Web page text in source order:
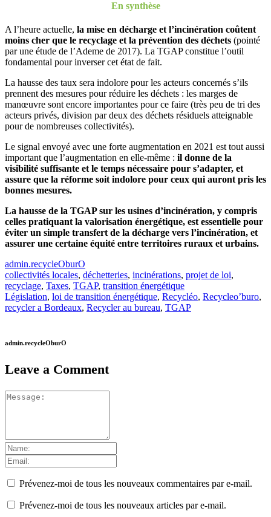
En synthèse
A l’heure actuelle, la mise en décharge et l’incinération coûtent
moins cher que le recyclage et la prévention des déchets (pointé
par une étude de l’Ademe de 2017). La TGAP constitue l’outil
fondamental pour inverser cet état de fait.
La hausse des taux sera indolore pour les acteurs concernés s’ils
prennent des mesures pour réduire les déchets : les marges de
manœuvre sont encore importantes pour ce faire (très peu de tri des
acteurs privés, division par deux des déchets résiduels atteignable
pour de nombreuses collectivités).
Le signal envoyé avec une forte augmentation en 2021 est tout aussi
important que l’augmentation en elle-même : il donne de la
visibilité suffisante et le temps nécessaire pour s’adapter, et
assure que la réforme soit indolore pour ceux qui auront pris les
bonnes mesures.
La hausse de la TGAP sur les usines d’incinération, y compris
celles pratiquant la valorisation énergétique, est essentielle pour
éviter un simple transfert de la décharge vers l’incinération, et
assurer une certaine équité entre territoires ruraux et urbains.
admin.recycleOburO
collectivités locales, déchetteries, incinérations, projet de loi,
recyclage, Taxes, TGAP, transition énergétique
Législation, loi de transition énergétique, Recycléo, Recycleo’buro,
recycler a Bordeaux, Recycler au bureau, TGAP
admin.recycleOburO
Leave a Comment
Prévenez-moi de tous les nouveaux commentaires par e-mail.
Prévenez-moi de tous les nouveaux articles par e-mail.